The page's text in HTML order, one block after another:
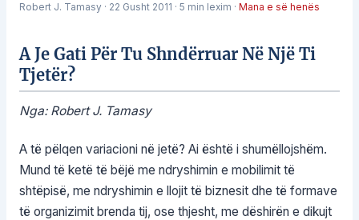
Robert J. Tamasy· 22 Gusht 2011 · 5 min lexim · Mana e së henës
A Je Gati Për Tu Shndërruar Në Një Ti
Tjetër?
Nga: Robert J. Tamasy
A të pëlqen variacioni në jetë? Ai është i shumëllojshëm.
Mund të ketë të bëjë me ndryshimin e mobilimit të
shtëpisë, me ndryshimin e llojit të biznesit dhe të formave
të organizimit brenda tij, ose thjesht, me dëshirën e dikujt